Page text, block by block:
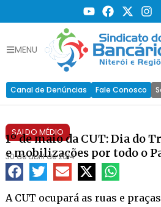
MENU
Canal de Denúncias Fale Conosco
SALDO MÉDIO
1º de maio da CUT: Dia do
e mobilizações por todo o
30 de abril de 2014
A CUT ocupará as ruas e